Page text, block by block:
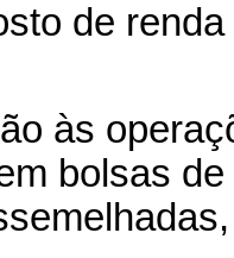
de
às
bolsas